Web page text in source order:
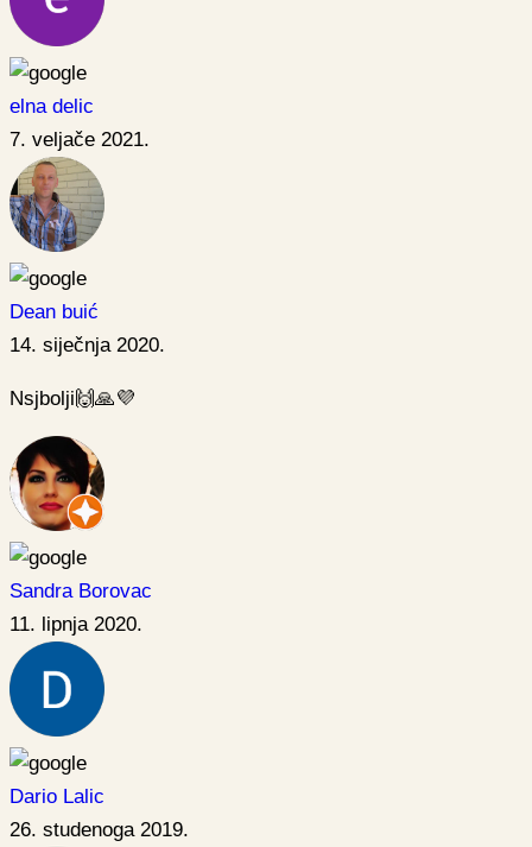
elna delic
7. veljače 2021.
Dean buić
14. siječnja 2020.
Nsjbolji🙌🙏💜
Sandra Borovac
11. lipnja 2020.
Dario Lalic
26. studenoga 2019.